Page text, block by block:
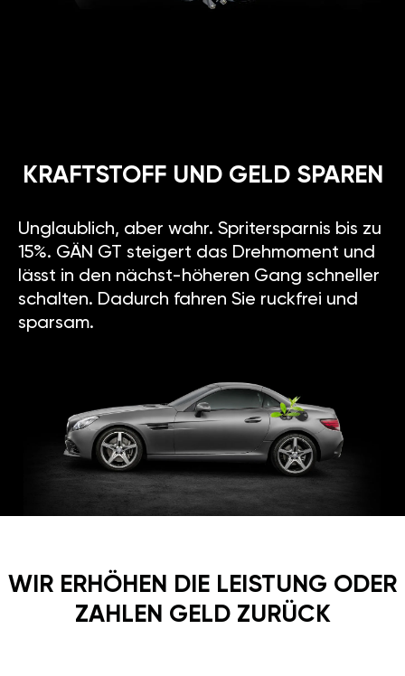
KRAFTSTOFF UND GELD SPAREN
15%. GÄN GT steigert das Drehmoment und
lässt in den nächst-höheren Gang schneller
schalten. Dadurch fahren Sie ruckfrei und
sparsam.
WIR ERHÖHEN DIE LEISTUNG ODER
ZAHLEN GELD ZURÜCK